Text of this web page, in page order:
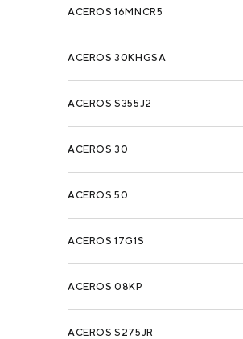
ACEROS 16MNCR5
ACEROS 30KHGSA
ACEROS S355J2
ACEROS 30
ACEROS 50
ACEROS 17G1S
ACEROS 08KP
ACEROS S275JR